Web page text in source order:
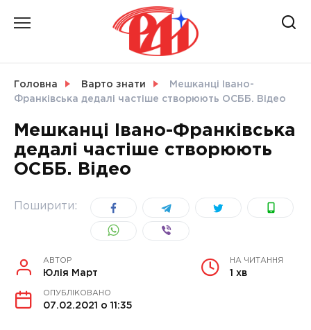
Головна Варто знати
Мешканці Івано-
Франківська дедалі частіше створюють ОСББ. Відео
Мешканці Івано-Франківська
дедалі частіше створюють
ОСББ. Відео
Поширити:
АВТОР
Юлія Март
НА ЧИТАННЯ
1 хв
ОПУБЛІКОВАНО
07.02.2021 о 11:35